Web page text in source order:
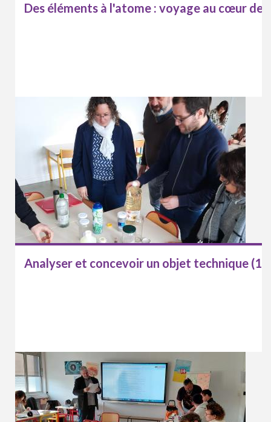
Des éléments à l'atome : voyage au cœur de
Analyser et concevoir un objet technique